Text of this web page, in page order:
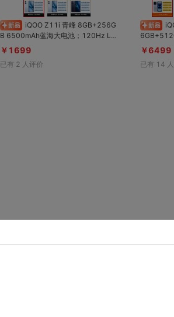
B 6500mAh蓝海大电池；120Hz LC
D护眼电竞屏幕；IP65级防尘防水；S
￥1699
已有 2 人评价
6GB+512GB 第五代骁龙8
自研电竞
系统；超
￥6499
已有 14